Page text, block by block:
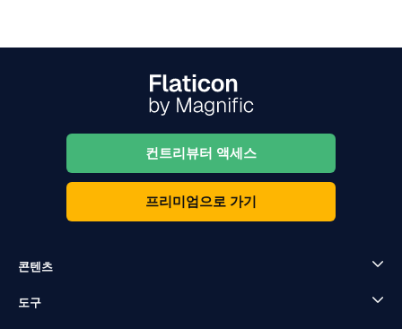
컨트리뷰터 액세스
프리미엄으로 가기
콘텐츠
도구